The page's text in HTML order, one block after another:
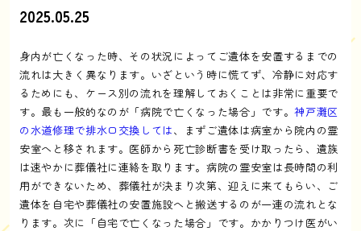
2025.05.25
身内が亡くなった時、その状況によってご遺体を安置するまでの
流れは大きく異なります。いざという時に慌てず、冷静に対応す
るためにも、ケース別の流れを理解しておくことは非常に重要で
す。最も一般的なのが「病院で亡くなった場合」です。神戸灘区
の水道修理で排水口交換しては、まずご遺体は病室から院内の霊
安室へと移されます。医師から死亡診断書を受け取ったら、遺族
は速やかに葬儀社に連絡を取ります。病院の霊安室は長時間の利
用ができないため、葬儀社が決まり次第、迎えに来てもらい、ご
遺体を自宅や葬儀社の安置施設へと搬送するのが一連の流れとな
ります。次に「自宅で亡くなった場合」です。かかりつけ医がい